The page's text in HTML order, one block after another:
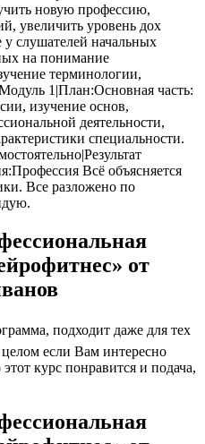
новую профессию,
увеличить уровень дох
слушателей начальных
на понимание
терминологии,
1|План:Основная часть:
изучение основ,
деятельности,
специальности.
Всё объясняется
Все разложено по
от
подходит даже для тех
если Вам интересно
курс понравится и подача,